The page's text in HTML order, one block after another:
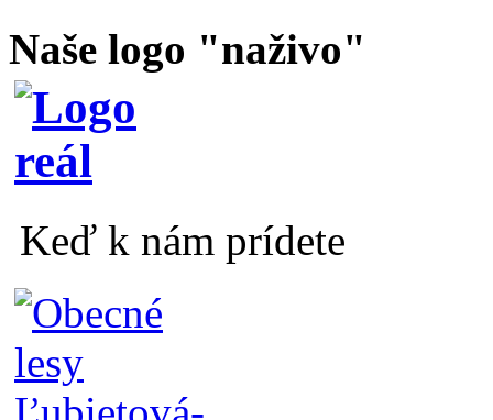
Naše logo "naživo"
Keď k nám prídete